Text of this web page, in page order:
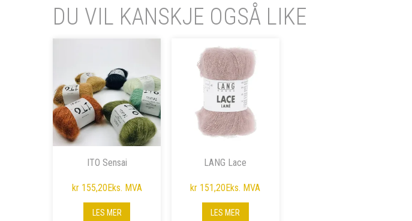
DU VIL KANSKJE OGSÅ LIKE
ITO Sensai
kr 155,20Eks. MVA
LES MER
LANG Lace
kr 151,20Eks. MVA
LES MER